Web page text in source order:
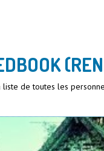
liste de toutes les